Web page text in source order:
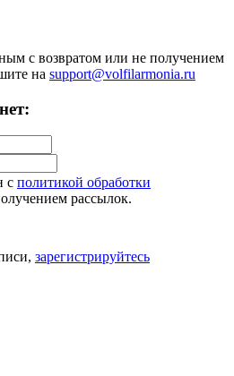
с возвратом или не получением
на support@volfilarmonia.ru
c политикой обработки
рассылок.
зарегистрируйтесь